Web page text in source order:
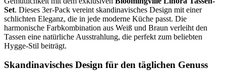
Set. Dieses 3er-Pack vereint skandinavisches Design mit einer
schlichten Eleganz, die in jede moderne Küche passt. Die
harmonische Farbkombination aus Weiß und Braun verleiht den
Tassen eine natürliche Ausstrahlung, die perfekt zum beliebten
Hygge-Stil beiträgt.
Skandinavisches Design für den täglichen Genuss